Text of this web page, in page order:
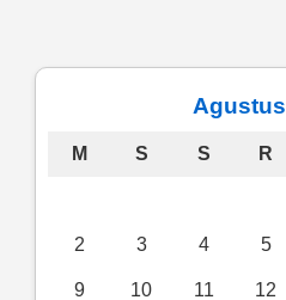
M S S R
2 3 4 5
9 10 11 12